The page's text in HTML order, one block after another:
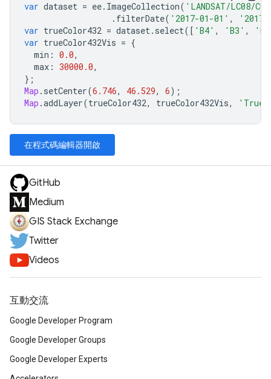
var dataset = ee. ImageCollection( 'LANDSAT/LC08/
. filterDate( '2017-01-01' ,
var trueColor432 = dataset. select([ 'B4' , 'B3' ,
var trueColor432Vis = {
min : 0.0,
max : 30000.0,
};
Map . setCenter(6.746, 46.529, 6);
Map .addLayer(trueColor432, trueColor432Vis, 'True
在程式碼編輯器開啟
GitHub
Medium
GIS Stack Exchange
Twitter
Videos
互動交流
Google Developer Program
Google Developer Groups
Google Developer Experts